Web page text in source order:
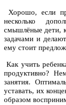
Хорошо, если
несколько
смышлёные дети,
задачами и
ему стоит
Как учить
продуктивно?
занятия.
уставать, их
образом